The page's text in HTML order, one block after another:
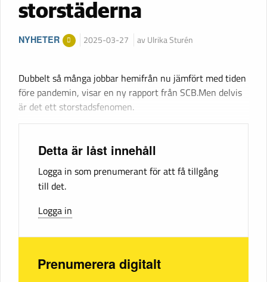
storstäderna
NYHETER 2025-03-27 av Ulrika Sturén
Dubbelt så många jobbar hemifrån nu jämfört med tiden
före pandemin, visar en ny rapport från SCB.Men delvis
är det ett storstadsfenomen.
Detta är låst innehåll
Logga in som prenumerant för att få tillgång
till det.
Logga in
Prenumerera digitalt